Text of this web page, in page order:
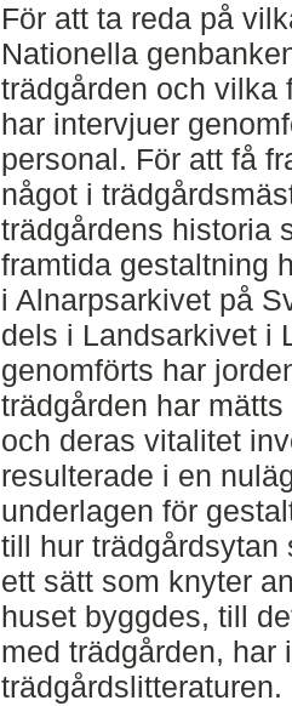
För att ta reda på
Nationella
trädgården och vilka
har intervjuer
personal. För att få
något i
trädgårdens historia
framtida gestaltning
i Alnarpsarkivet på
dels i Landsarkivet i
genomförts har
trädgården har
och deras vitalitet
resulterade i en
underlagen för
till hur
ett sätt som knyter
huset byggdes, till
med trädgården, har
trädgårdslitteraturen.